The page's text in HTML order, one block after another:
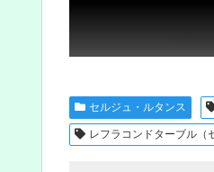
セルジュ・ルタンス
レフラコンドターブル（